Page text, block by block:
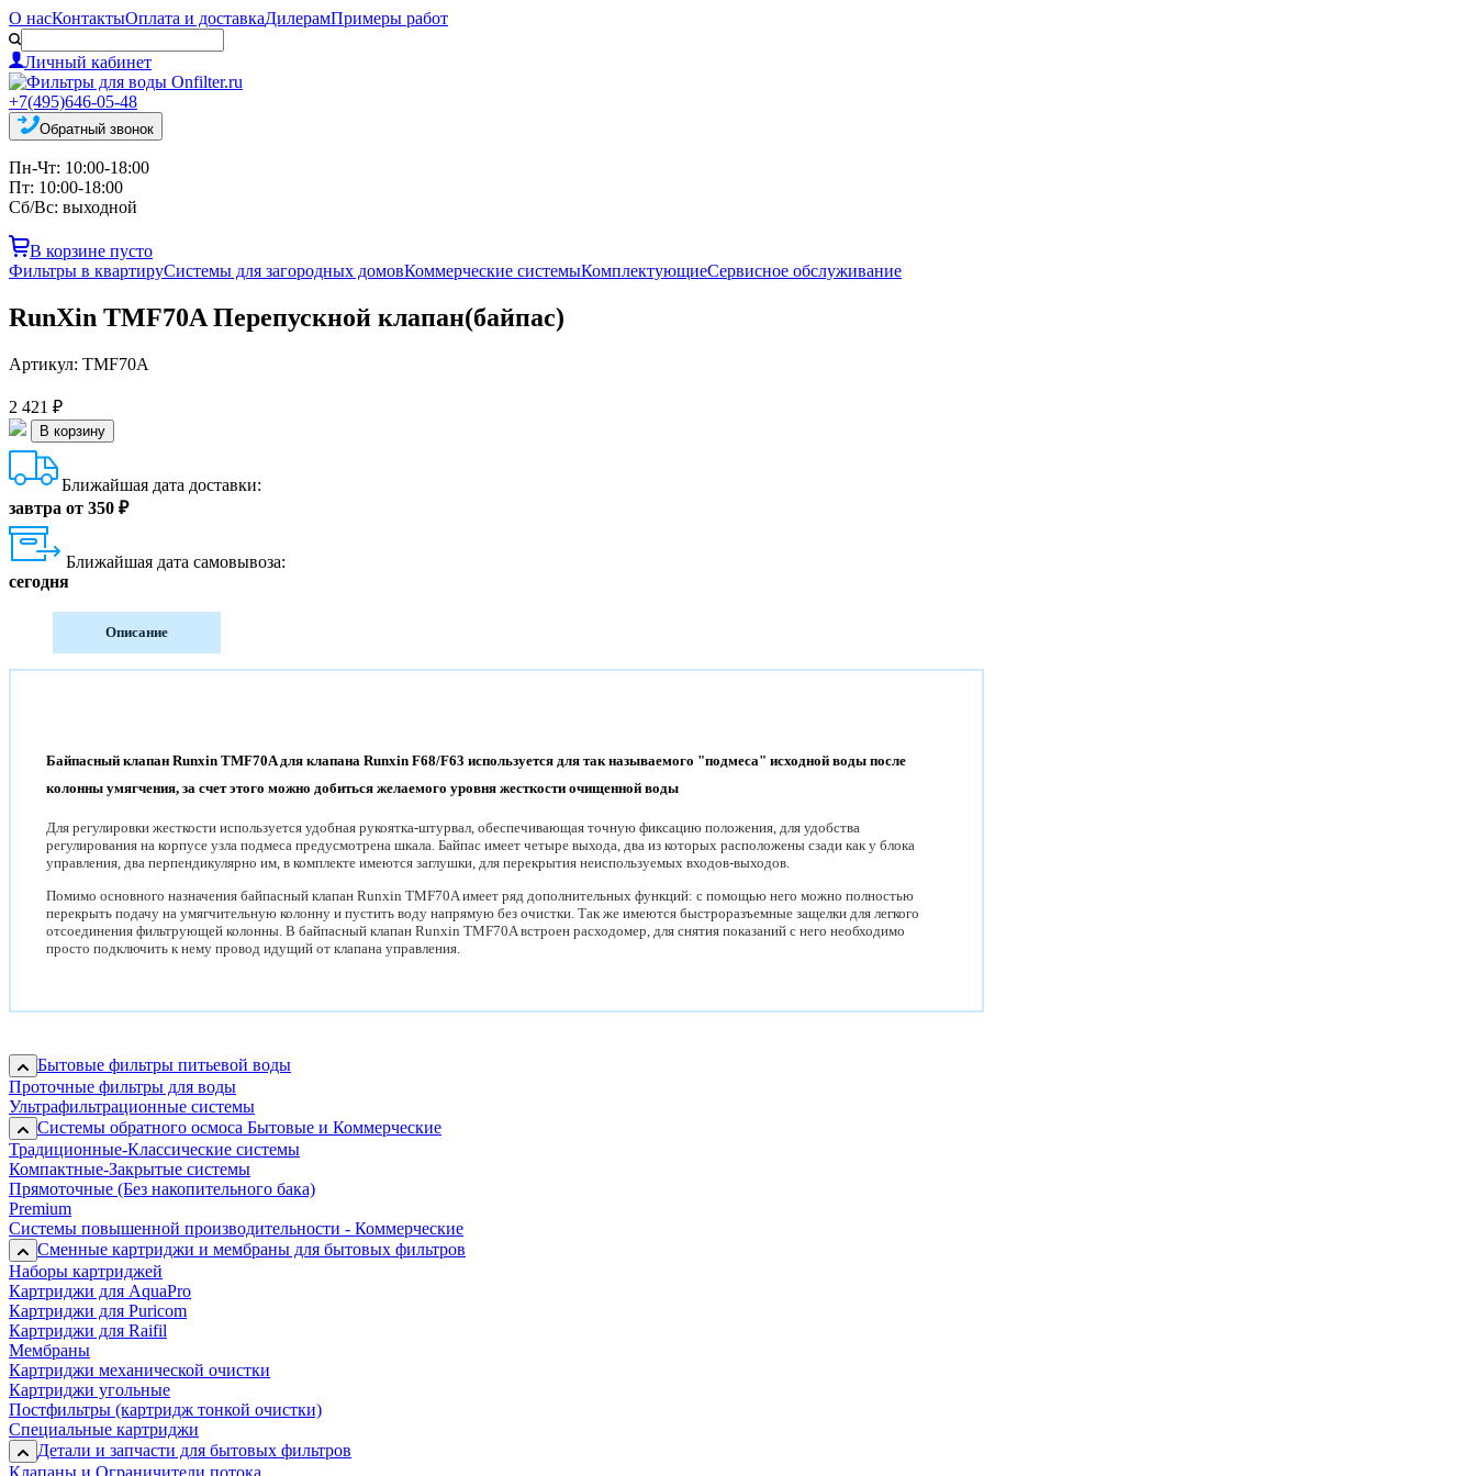
О насКонтактыОплата и доставкаДилерамПримеры работ
Личный кабинет
+7(495)646-05-48
Обратный звонок
Пн-Чт: 10:00-18:00
Пт: 10:00-18:00
Сб/Вс: выходной
В корзине пусто
Фильтры в квартируСистемы для загородных домовКоммерческие системыКомплектующиеСервисное обслуживание
RunXin TMF70A Перепускной клапан(байпас)
Артикул: TMF70A
2 421 ₽
Ближайшая дата доставки:
завтра от 350 ₽
Ближайшая дата самовывоза:
сегодня
Описание
Байпасный клапан Runxin TMF70A для клапана Runxin F68/F63 используется для так называемого "подмеса" исходной воды после
колонны умягчения, за счет этого можно добиться желаемого уровня жесткости очищенной воды
Для регулировки жесткости используется удобная рукоятка-штурвал, обеспечивающая точную фиксацию положения, для удобства
регулирования на корпусе узла подмеса предусмотрена шкала. Байпас имеет четыре выхода, два из которых расположены сзади как у блока
управления, два перпендикулярно им, в комплекте имеются заглушки, для перекрытия неиспользуемых входов-выходов.
Помимо основного назначения байпасный клапан Runxin TMF70A имеет ряд дополнительных функций: с помощью него можно полностью
перекрыть подачу на умягчительную колонну и пустить воду напрямую без очистки. Так же имеются быстроразъемные защелки для легкого
отсоединения фильтрующей колонны. В байпасный клапан Runxin TMF70A встроен расходомер, для снятия показаний с него необходимо
просто подключить к нему провод идущий от клапана управления.
Бытовые фильтры питьевой воды
Проточные фильтры для воды
Ультрафильтрационные системы
Системы обратного осмоса Бытовые и Коммерческие
Традиционные-Классические системы
Компактные-Закрытые системы
Прямоточные (Без накопительного бака)
Premium
Системы повышенной производительности - Коммерческие
Сменные картриджи и мембраны для бытовых фильтров
Наборы картриджей
Картриджи для AquaPro
Картриджи для Puricom
Картриджи для Raifil
Мембраны
Картриджи механической очистки
Картриджи угольные
Постфильтры (картридж тонкой очистки)
Специальные картриджи
Детали и запчасти для бытовых фильтров
Клапаны и Ограничители потока